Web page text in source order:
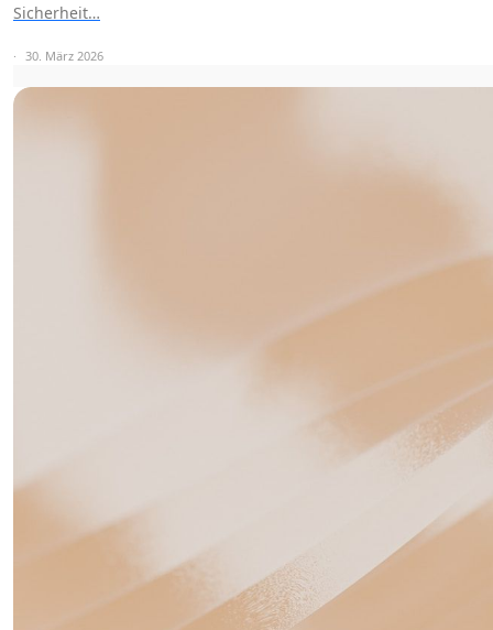
Sicherheit…
30. März 2026